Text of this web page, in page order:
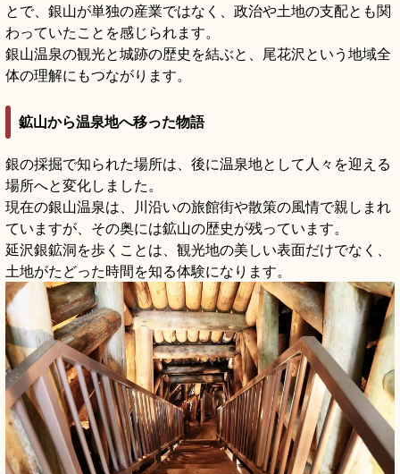
とで、銀山が単独の産業ではなく、政治や土地の支配とも関
わっていたことを感じられます。
銀山温泉の観光と城跡の歴史を結ぶと、尾花沢という地域全
体の理解にもつながります。
鉱山から温泉地へ移った物語
銀の採掘で知られた場所は、後に温泉地として人々を迎える
場所へと変化しました。
現在の銀山温泉は、川沿いの旅館街や散策の風情で親しまれ
ていますが、その奥には鉱山の歴史が残っています。
延沢銀鉱洞を歩くことは、観光地の美しい表面だけでなく、
土地がたどった時間を知る体験になります。